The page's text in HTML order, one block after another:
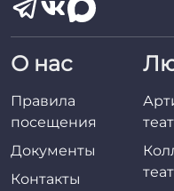
О нас
Правила
посещения
Документы
Контакты